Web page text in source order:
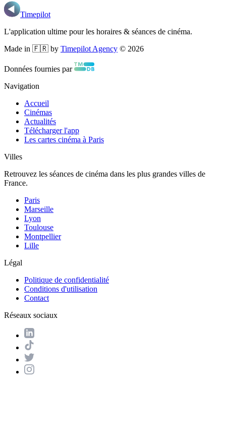
Timepilot
L'application ultime pour les horaires & séances de cinéma.
Made in 🇫🇷 by Timepilot Agency © 2026
Données fournies par
Navigation
Accueil
Cinémas
Actualités
Télécharger l'app
Les cartes cinéma à Paris
Villes
Retrouvez les séances de cinéma dans les plus grandes villes de
France.
Paris
Marseille
Lyon
Toulouse
Montpellier
Lille
Légal
Politique de confidentialité
Conditions d'utilisation
Contact
Réseaux sociaux